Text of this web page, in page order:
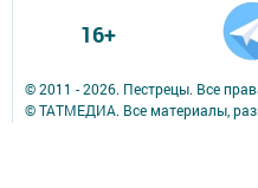
© 2011 - 2026. Пестрецы. Все
© ТАТМЕДИА. Все материалы,
16+